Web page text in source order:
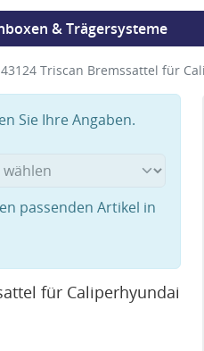
& Trägersysteme
43124 Triscan Bremssattel für
Sie Ihre Angaben.
passenden Artikel in
für Caliperhyundai